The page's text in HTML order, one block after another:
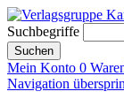
Suchbegriffe
Suchen
Mein Konto 0
Navigation